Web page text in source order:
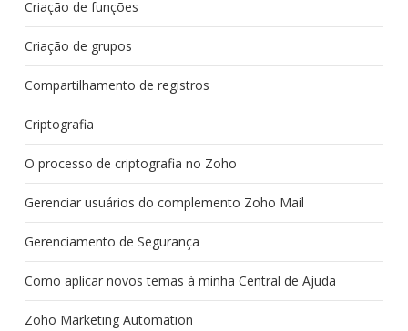
Criação de funções
Criação de grupos
Compartilhamento de registros
Criptografia
O processo de criptografia no Zoho
Gerenciar usuários do complemento Zoho Mail
Gerenciamento de Segurança
Como aplicar novos temas à minha Central de Ajuda
Zoho Marketing Automation